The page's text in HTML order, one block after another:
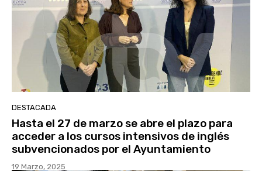
DESTACADA
Hasta el 27 de marzo se abre el plazo para
acceder a los cursos intensivos de inglés
subvencionados por el Ayuntamiento
19 Marzo, 2025